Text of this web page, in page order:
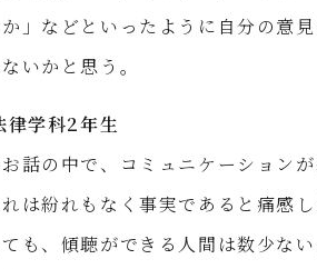
」などといったように自分の意
いかと思う。
学科2年生
話の中で、コミュニケーション
は紛れもなく事実であると痛感
も、傾聴ができる人間は数少ない